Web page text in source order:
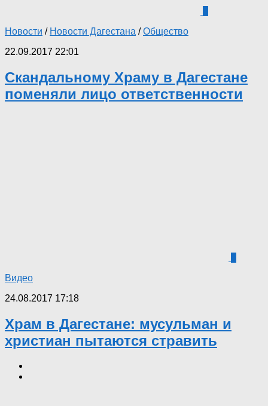
Новости / Новости Дагестана /Общество
22.09.2017 22:01
Скандальному Храму в Дагестане
поменяли лицо ответственности
Видео
24.08.2017 17:18
Храм в Дагестане: мусульман и
христиан пытаются стравить